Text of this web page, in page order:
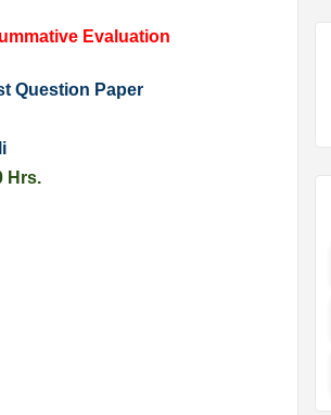
Evaluation
Question Paper
Hrs.